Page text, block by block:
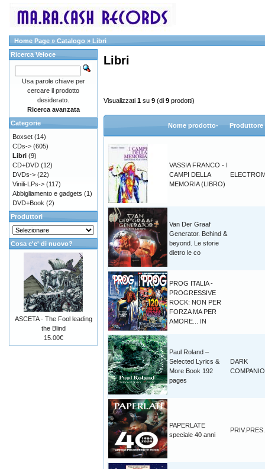
Home Page » Catalogo » Libri
Libri
Visualizzati 1 su 9 (di 9 prodotti)
Nome prodotto- Produttore
VASSIA FRANCO - I
CAMPI DELLA
MEMORIA (LIBRO)
Van Der Graaf
Generator. Behind &
beyond. Le storie
dietro le co
PROG ITALIA -
PROGRESSIVE
ROCK: NON PER
FORZA MA PER
AMORE... IN
Paul Roland –
Selected Lyrics &
More Book 192
pages
DARK
PAPERLATE
speciale 40 anni
PRIV.PRES.
Ricerca Veloce
Usa parole chiave per
cercare il prodotto
desiderato.
Ricerca avanzata
Categorie
Boxset (14)
CDs-> (605)
Libri (9)
CD+DVD (12)
DVDs-> (22)
Vinili-LPs-> (117)
Abbigliamento e gadgets (1)
DVD+Book (2)
Produttori
Cosa c'e' di nuovo?
ASCETA - The Fool leading
the Blind
15.00€